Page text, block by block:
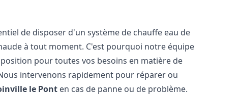
de disposer d'un système de chauffe eau de
à tout moment. C'est pourquoi notre équipe
pour toutes vos besoins en matière de
intervenons rapidement pour réparer ou
le Pont en cas de panne ou de problème.